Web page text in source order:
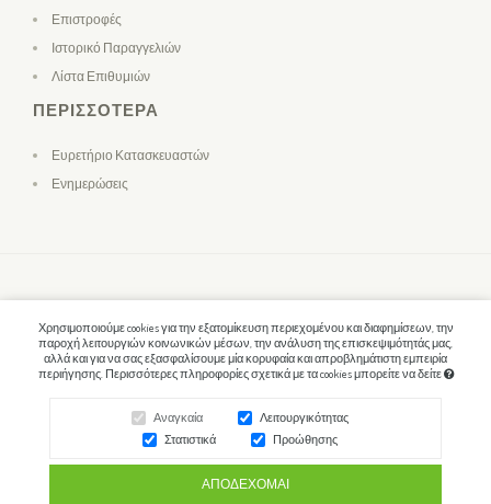
Χρησιμοποιούμε cookies για την εξατομίκευση περιεχομένου και διαφημίσεων, την
παροχή λειτουργιών κοινωνικών μέσων, την ανάλυση της επισκεψιμότητάς μας,
αλλά και για να σας εξασφαλίσουμε μία κορυφαία και απροβλημάτιστη εμπειρία
περιήγησης. Περισσότερες πληροφορίες σχετικά με τα cookies μπορείτε να δείτε
Αναγκαία
Λειτουργικότητας
Στατιστικά
Προώθησης
ΑΠΟΔΈΧΟΜΑΙ
Επιστροφές
Ιστορικό Παραγγελιών
Λίστα Επιθυμιών
ΠΕΡΙΣΣΌΤΕΡΑ
Ευρετήριο Κατασκευαστών
Ενημερώσεις